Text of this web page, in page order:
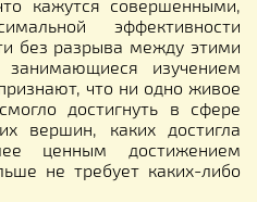
кажутся совершенными,
эффективности
без разрыва между этими
занимающиеся изучением
что ни одно живое
достигнуть в сфере
вершин, каких достигла
ценным достижением
не требует каких-либо